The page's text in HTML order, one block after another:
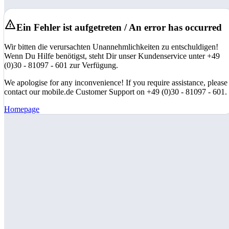
Ein Fehler ist aufgetreten / An error has occurred
Wir bitten die verursachten Unannehmlichkeiten zu entschuldigen!
Wenn Du Hilfe benötigst, steht Dir unser Kundenservice unter +49
(0)30 - 81097 - 601 zur Verfügung.
We apologise for any inconvenience! If you require assistance, please
contact our mobile.de Customer Support on +49 (0)30 - 81097 - 601.
Homepage